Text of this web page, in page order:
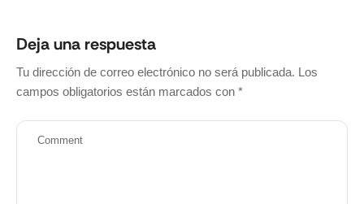
Deja una respuesta
Tu dirección de correo electrónico no será publicada. Los
campos obligatorios están marcados con *